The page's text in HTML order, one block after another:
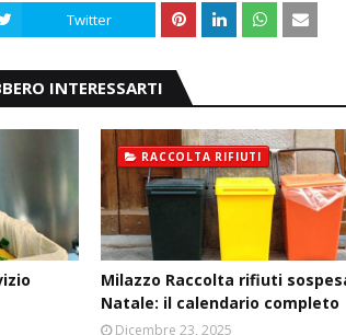
Twitter
INTERESSARTI
RACCOLTA RIFIUTI
Milazzo Raccolta rifiuti
Natale: il calendario completo
Dicembre 23, 2025